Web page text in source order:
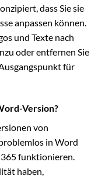
dass Sie sie
anpassen können.
und Texte nach
oder entfernen Sie
für
Version?
von
in Word
funktionieren.
haben,